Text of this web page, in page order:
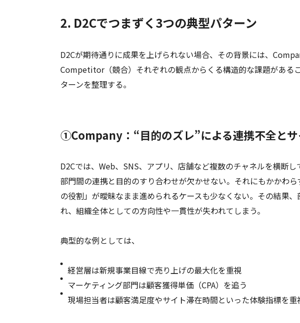
2. D2Cでつまずく3つの典型パターン
D2Cが期待通りに成果を上げられない場合、その背景には、
Competitor（競合）それぞれの観点からくる構造的な課題がある
ターンを整理する。
①Company：“目的のズレ”による連携不全と
D2Cでは、Web、SNS、アプリ、店舗など複数のチャネルを横断し
部門間の連携と目的のすり合わせが欠かせない。それにもかかわ
の役割」が曖昧なまま進められるケースも少なくない。その結果
れ、組織全体としての方向性や一貫性が失われてしまう。
典型的な例としては、
経営層は新規事業目線で売り上げの最大化を重視
マーケティング部門は顧客獲得単価（CPA）を追う
現場担当者は顧客満足度やサイト滞在時間といった体験指標を重